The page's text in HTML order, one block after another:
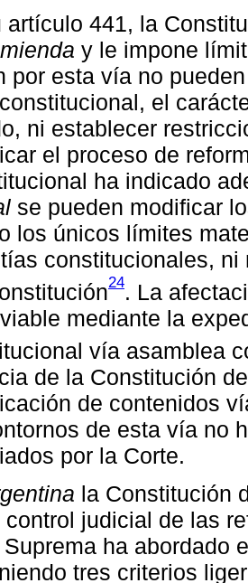
artículo 441, la
y le impone
por esta vía no
el
ni establecer
el proceso de
ha indicado
se pueden modificar
los únicos límites
constitucionales,
24. La
mediante la
vía asamblea
de la Constitución
de contenidos
de esta vía no
por la Corte.
la Constitución
control judicial de las
Suprema ha abordado
tres criterios